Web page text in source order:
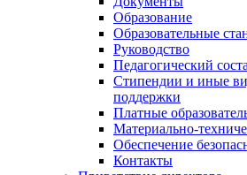
Образование
Образовательные
Руководство
Педагогический
Стипендии и иные
поддержки
Платные
Материально-
Обеспечение
Контакты